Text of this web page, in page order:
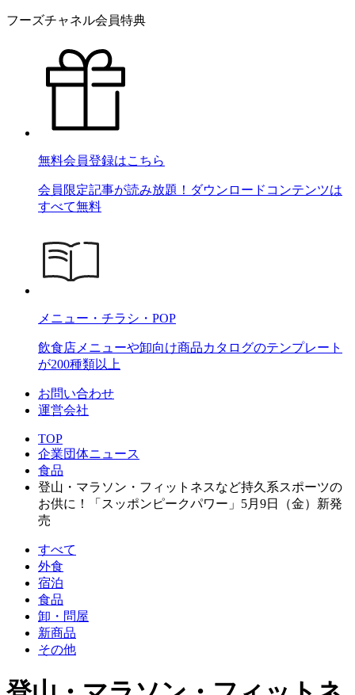
フーズチャネル会員特典
無料会員登録はこちら
会員限定記事が読み放題！ダウンロードコンテンツは
すべて無料
メニュー・チラシ・POP
飲食店メニューや卸向け商品カタログのテンプレート
が200種類以上
お問い合わせ
運営会社
TOP
企業団体ニュース
食品
登山・マラソン・フィットネスなど持久系スポーツの
お供に！「スッポンピークパワー」5月9日（金）新発
売
すべて
外食
宿泊
食品
卸・問屋
新商品
その他